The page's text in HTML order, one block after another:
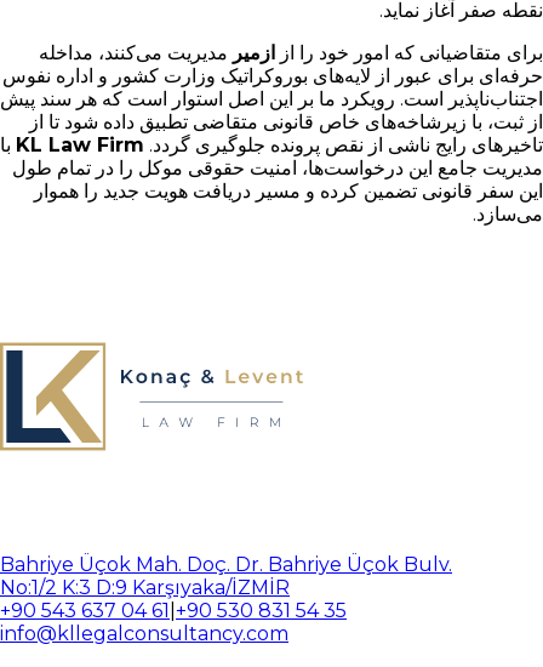
نقطه صفر آغاز نماید.
برای متقاضیانی که امور خود را از
ازمیر مدیریت می‌کنند، مداخله
حرفه‌ای برای عبور از لایه‌های بوروکراتیک وزارت کشور و اداره نفوس
اجتناب‌ناپذیر است. رویکرد ما بر این اصل استوار است که هر سند پیش
از ثبت، با زیرشاخه‌های خاص قانونی متقاضی تطبیق داده شود تا از
تاخیرهای رایج ناشی از نقص پرونده جلوگیری گردد. KL Law Firm با
مدیریت جامع این درخواست‌ها، امنیت حقوقی موکل را در تمام طول
این سفر قانونی تضمین کرده و مسیر دریافت هویت جدید را هموار
می‌سازد.
Bahriye Üçok Mah. Doç. Dr. Bahriye Üçok Bulv.
No:1/2 K:3 D:9 Karşıyaka/İZMİR
+90 543 637 04 61 +90 530 831 54 35
info@kllegalconsultancy.com